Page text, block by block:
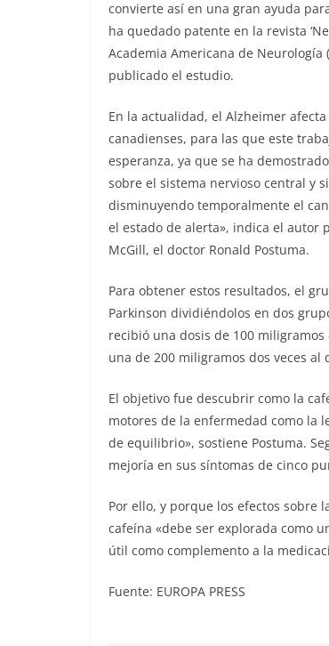
convierte así en una gran ayuda
ha quedado patente en la revista
Academia Americana de Neurología
publicado el estudio.
En la actualidad, el Alzheimer afecta
canadienses, para las que este
esperanza, ya que se ha
sobre el sistema nervioso central y
disminuyendo temporalmente el
el estado de alerta», indica el autor
McGill, el doctor Ronald Postuma.
Para obtener estos resultados, el
Parkinson dividiéndolos en dos
recibió una dosis de 100
una de 200 miligramos dos veces
El objetivo fue descubrir como la
motores de la enfermedad como la
de equilibrio», sostiene Postuma.
mejoría en sus síntomas de cinco
Por ello, y porque los efectos sobre
cafeína «debe ser explorada como
útil como complemento a la
Fuente: EUROPA PRESS